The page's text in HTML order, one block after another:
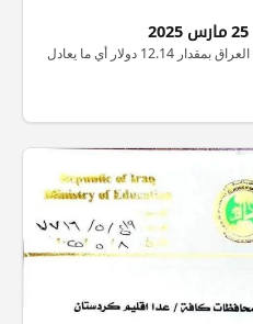
ارتفعت أسعار الذهب اليوم الثلاثاء في العراق بمقدار 12.14 دولار أي ما يعادل